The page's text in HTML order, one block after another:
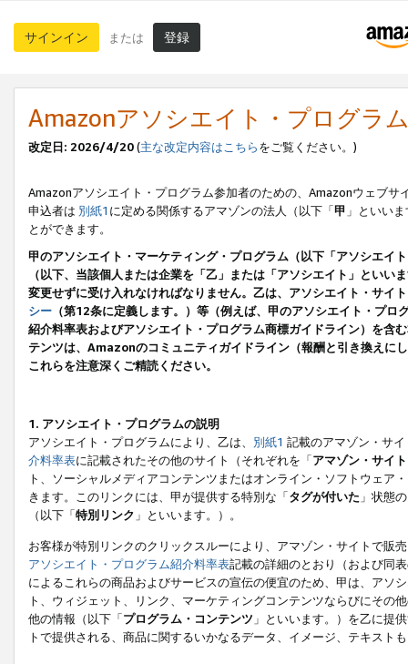
サインイン または 登録
Amazonアソシエイト・プログラ
改定日: 2026/4/20(主な改定内容はこちらをご覧ください。)
Amazonアソシエイト・プログラム参加者のための、Amazonウェブサ
申込者は 別紙1 に定める関係するアマゾンの法人（以下「甲 」といい
とができます。
甲のアソシエイト・マーケティング・プログラム（以下「アソシエイ
（以下、当該個人または企業を「乙」または「アソシエイト」とい
変更せずに受け入れなければなりません。乙は、アソシエイト・サイ
シー （第12条に定義します。）等（例えば、甲のアソシエイト・プ
紹介料率表およびアソシエイト・プログラム商標ガイドライン）を
テンツは、Amazonのコミュニティガイドライン（報酬と引き換えに
これらを注意深くご精読ください。
1. アソシエイト・プログラムの説明
アソシエイト・プログラムにより、乙は、 別紙1 記載のアマゾン・サ
介料率表に記載されたその他のサイト（それぞれを「アマゾン・サイト
ト、ソーシャルメディアコンテンツまたはオンライン・ソフトウェア
きます。このリンクには、甲が提供する特別な「タグが付いた 」状態
（以下「特別リンク 」といいます。）。
お客様が特別リンクのクリックスルーにより、アマゾン・サイトで販
アソシエイト・プログラム紹介料率表記載の詳細のとおり（および同
によるこれらの商品およびサービスの宣伝の便宜のため、甲は、アソ
ト、ウィジェット、リンク、マーケティングコンテンツならびにその
他の情報（以下「プログラム・コンテンツ 」といいます。）を乙に提
トで提供される、商品に関するいかなるデータ、イメージ、テキス